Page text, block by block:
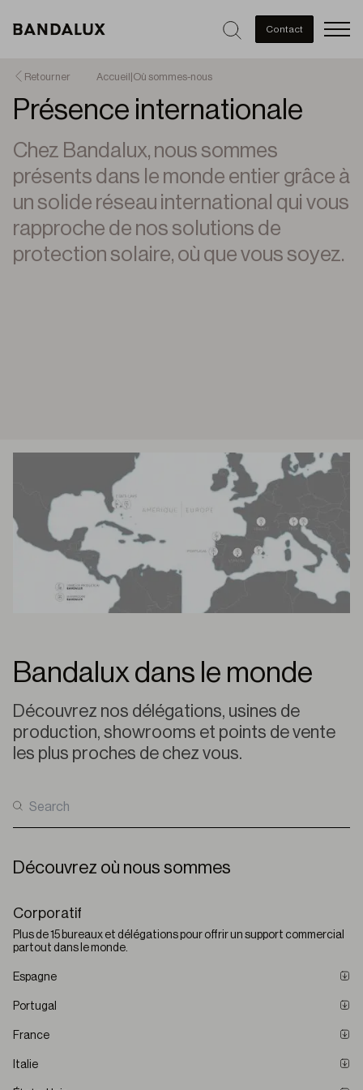
Contact
Retourner Accueil Où sommes-nous
Présence internationale
Chez Bandalux, nous sommes
présents dans le monde entier grâce à
un solide réseau international qui vous
rapproche de nos solutions de
protection solaire, où que vous soyez.
Bandalux dans le monde
Découvrez nos délégations, usines de
production, showrooms et points de vente
les plus proches de chez vous.
Découvrez où nous sommes
Corporatif
Plus de 15 bureaux et délégations pour offrir un support commercial
partout dans le monde.
Espagne
Bandalux Campus
Rúa Castilla y León 14, P.I. A Sionlla, 15702 Santiago de Compostela
Portugal
Bandalux Porto
Av. Padre Manuel Alves Rego 633, 4470-330 Maia
France
Bandalux Toulouse
Italie